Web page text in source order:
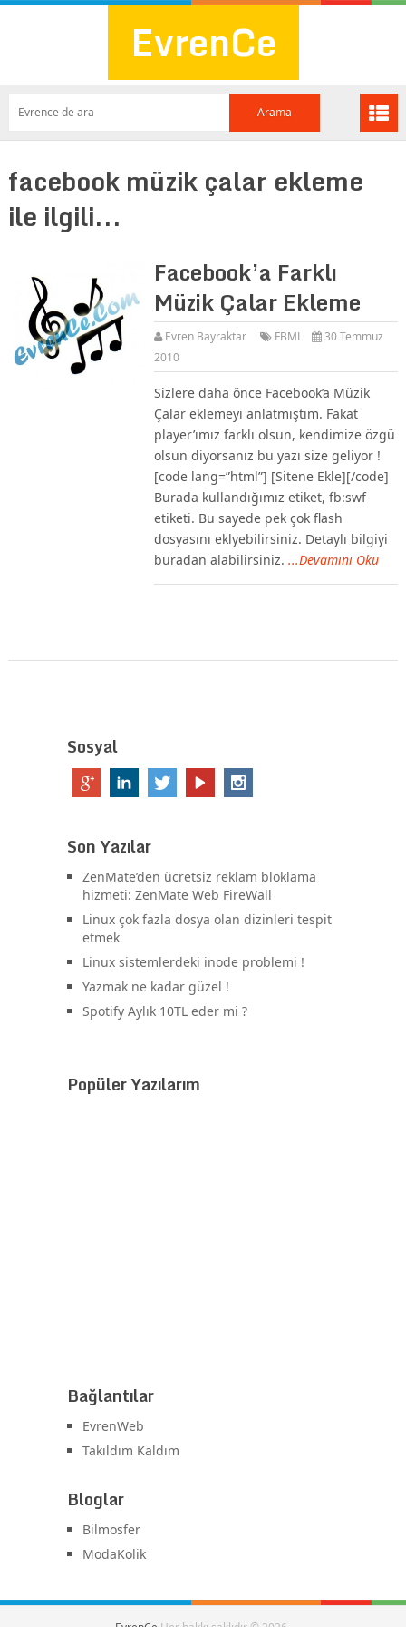
EvrenCe
facebook müzik çalar ekleme
ile ilgili...
Facebook’a Farklı
Müzik Çalar Ekleme
Evren Bayraktar FBML
30 Temmuz
2010
Sizlere daha önce Facebook’a Müzik
Çalar eklemeyi anlatmıştım. Fakat
player’ımız farklı olsun, kendimize özgü
olsun diyorsanız bu yazı size geliyor !
[code lang=”html”] [Sitene Ekle][/code]
Burada kullandığımız etiket, fb:swf
etiketi. Bu sayede pek çok flash
dosyasını eklyebilirsiniz. Detaylı bilgiyi
buradan alabilirsiniz....Devamını Oku
Sosyal
Son Yazılar
ZenMate’den ücretsiz reklam bloklama
hizmeti: ZenMate Web FireWall
Linux çok fazla dosya olan dizinleri tespit
etmek
Linux sistemlerdeki inode problemi !
Yazmak ne kadar güzel !
Spotify Aylık 10TL eder mi ?
Popüler Yazılarım
Bağlantılar
EvrenWeb
Takıldım Kaldım
Bloglar
Bilmosfer
ModaKolik